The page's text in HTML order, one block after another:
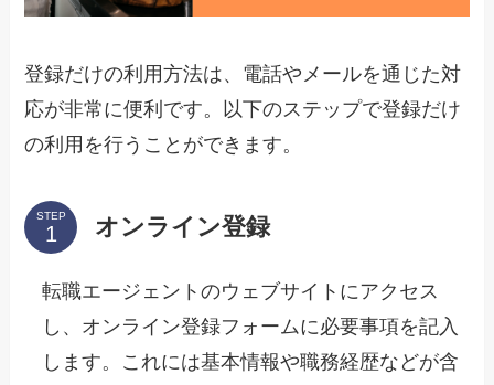
登録だけの利用方法は、電話やメールを通じた対
応が非常に便利です。以下のステップで登録だけ
の利用を行うことができます。
STEP オンライン登録
転職エージェントのウェブサイトにアクセス
し、オンライン登録フォームに必要事項を記入
します。これには基本情報や職務経歴などが含